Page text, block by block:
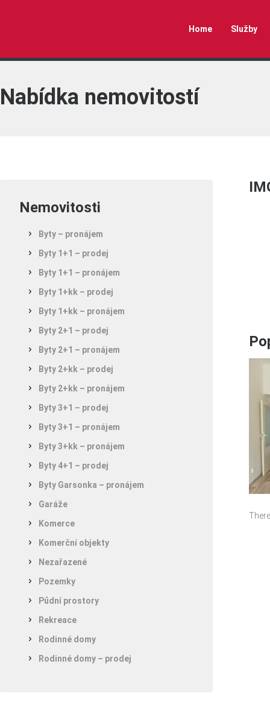
Home Služby
Nabídka nemovitostí
Nemovitosti
Byty – pronájem
Byty 1+1 – prodej
Byty 1+1 – pronájem
Byty 1+kk – prodej
Byty 1+kk – pronájem
Byty 2+1 – prodej
Byty 2+1 – pronájem
Byty 2+kk – prodej
Byty 2+kk – pronájem
Byty 3+1 – prodej
Byty 3+1 – pronájem
Byty 3+kk – pronájem
Byty 4+1 – prodej
Byty Garsonka – pronájem
Garáže
Komerce
Komerční objekty
Nezařazené
Pozemky
Půdní prostory
Rekreace
Rodinné domy
Rodinné domy – prodej